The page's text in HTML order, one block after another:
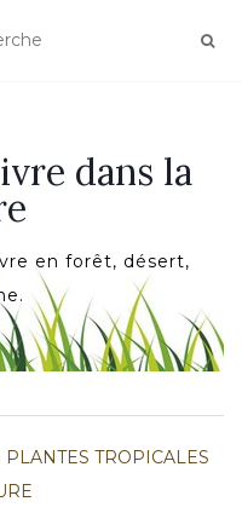
dans la
en forêt, désert,
PLANTES TROPICALES